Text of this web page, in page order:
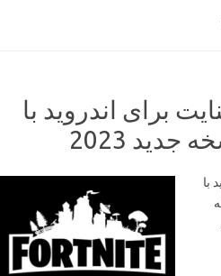
برای اندروید با
2023